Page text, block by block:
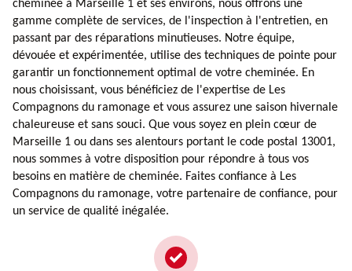
cheminée à Marseille 1 et ses environs, nous offrons une
gamme complète de services, de l'inspection à l'entretien, en
passant par des réparations minutieuses. Notre équipe,
dévouée et expérimentée, utilise des techniques de pointe pour
garantir un fonctionnement optimal de votre cheminée. En
nous choisissant, vous bénéficiez de l'expertise de Les
Compagnons du ramonage et vous assurez une saison hivernale
chaleureuse et sans souci. Que vous soyez en plein cœur de
Marseille 1 ou dans ses alentours portant le code postal 13001,
nous sommes à votre disposition pour répondre à tous vos
besoins en matière de cheminée. Faites confiance à Les
Compagnons du ramonage, votre partenaire de confiance, pour
un service de qualité inégalée.